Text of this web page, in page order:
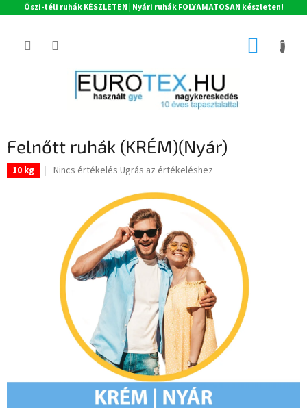
Őszi-téli ruhák KÉSZLETEN | Nyári ruhák FOLYAMATOSAN készleten!
KOSÁR
Felnőtt ruhák (KRÉM)(Nyár)
10 kg
A
értékelése
csillag.
Nincs értékelés Ugrás az értékeléshez